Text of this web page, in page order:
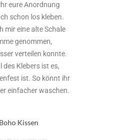
eure Anordnung
schon los kleben.
mir eine alte Schale
genommen,
verteilen konnte.
Klebers ist es,
ist. So könnt ihr
einfacher waschen.